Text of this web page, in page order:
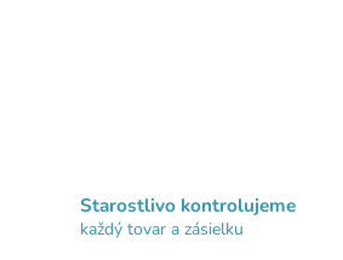
Starostlivo kontrolujeme
každý tovar a zásielku